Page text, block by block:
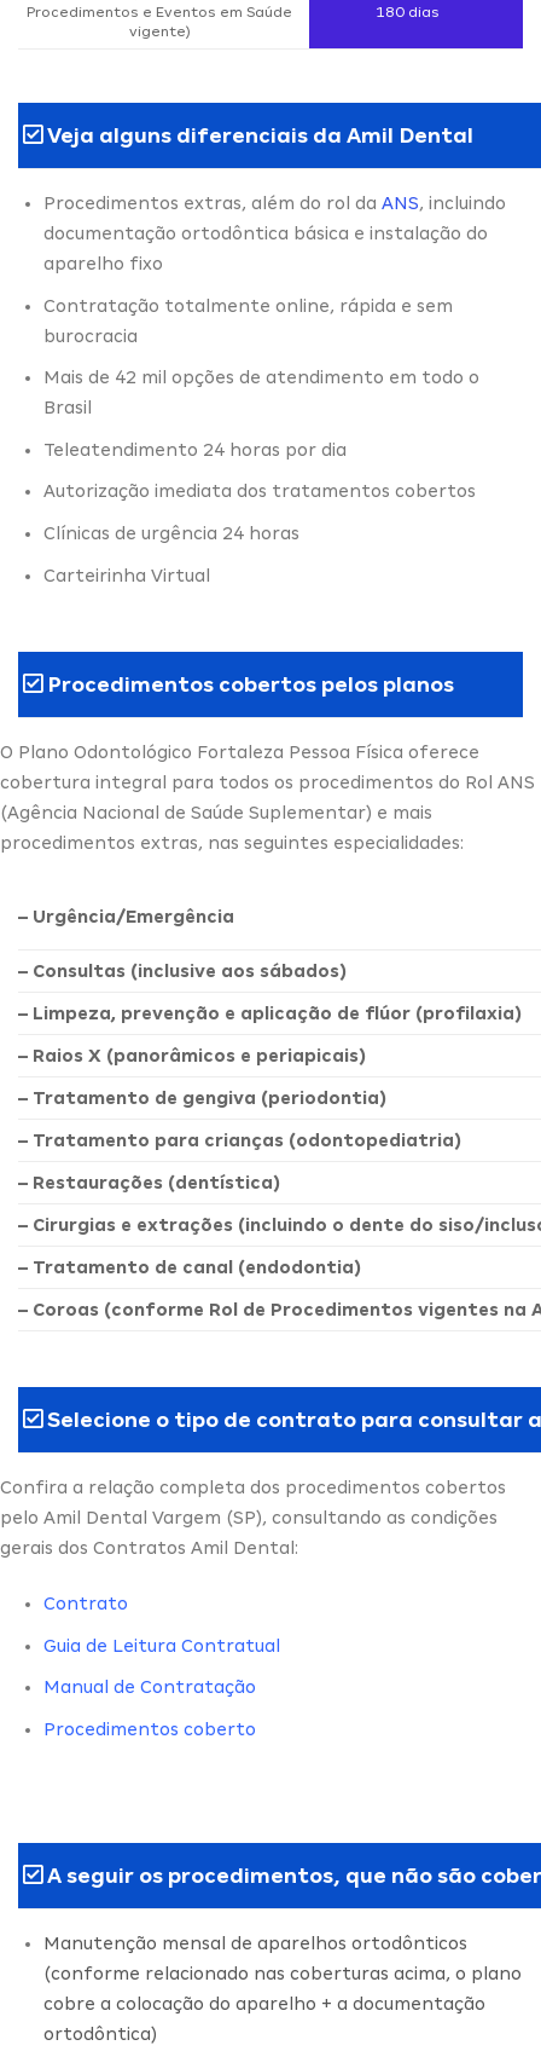
Procedimentos e Eventos em Saúde
vigente)
180 dias
Veja alguns diferenciais da Amil Dental
Procedimentos extras, além do rol da ANS, incluindo
documentação ortodôntica básica e instalação do
aparelho fixo
Contratação totalmente online, rápida e sem
burocracia
Mais de 42 mil opções de atendimento em todo o
Brasil
Teleatendimento 24 horas por dia
Autorização imediata dos tratamentos cobertos
Clínicas de urgência 24 horas
Carteirinha Virtual
Procedimentos cobertos pelos planos
O Plano Odontológico Fortaleza Pessoa Física oferece
cobertura integral para todos os procedimentos do Rol ANS
(Agência Nacional de Saúde Suplementar) e mais
procedimentos extras, nas seguintes especialidades:
– Urgência/Emergência
– Consultas (inclusive aos sábados)
– Limpeza, prevenção e aplicação de flúor (profilaxia)
– Raios X (panorâmicos e periapicais)
– Tratamento de gengiva (periodontia)
– Tratamento para crianças (odontopediatria)
– Restaurações (dentística)
– Cirurgias e extrações (incluindo o dente do siso/
– Tratamento de canal (endodontia)
– Coroas (conforme Rol de Procedimentos vigentes na
Selecione o tipo de contrato para consultar
Confira a relação completa dos procedimentos cobertos
pelo Amil Dental Vargem (SP), consultando as condições
gerais dos Contratos Amil Dental:
Contrato
Guia de Leitura Contratual
Manual de Contratação
Procedimentos coberto
A seguir os procedimentos, que não são
Manutenção mensal de aparelhos ortodônticos
(conforme relacionado nas coberturas acima, o plano
cobre a colocação do aparelho + a documentação
ortodôntica)